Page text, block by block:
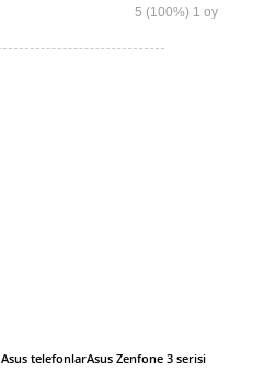
5 (100%) 1 oy
Asus telefonlarAsus Zenfone 3 serisi